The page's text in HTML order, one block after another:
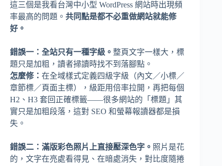
這三個是我看台灣中小型 WordPress 網站時出現頻
率最高的問題。 共同點是都不必重做網站就能修
好。
錯誤一：全站只有一種字級。 整頁文字一樣大，標
題只是加粗，讀者掃讀時找不到落腳點。
怎麼修： 在全域樣式定義四級字級（內文／小標／
章節標／頁面主標），級距用倍率拉開，再把每個
H2、H3 套回正確標籤——很多網站的「標題」其
實只是加粗段落，這對 SEO 和螢幕報讀器都是損
失。
錯誤二：滿版彩色照片上直接壓深色字。 照片是花
的，文字在亮處看得見、在暗處消失，對比度隨捲